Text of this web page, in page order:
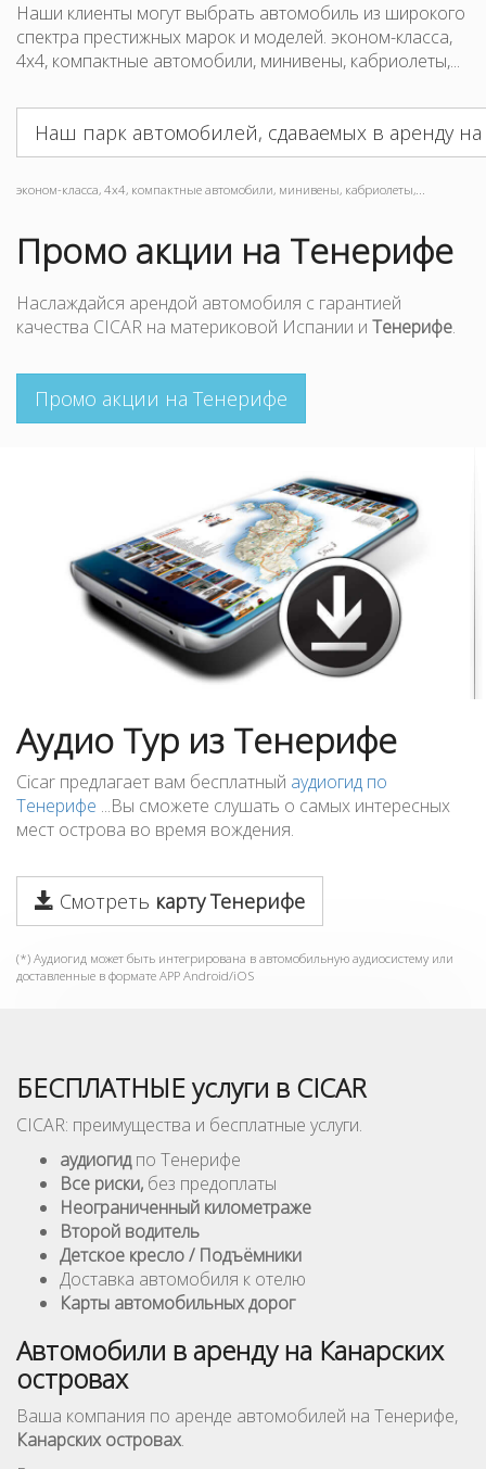
Наши клиенты могут выбрать автомобиль из широкого
спектра престижных марок и моделей. эконом-класса,
4x4, компактные автомобили, минивены, кабриолеты,...
Наш парк автомобилей, сдаваемых в аренду
эконом-класса, 4x4, компактные автомобили, минивены, кабриолеты,...
Промо акции на Тенерифе
Наслаждайся арендой автомобиля с гарантией
качества CICAR на материковой Испании и Тенерифе.
Промо акции на Тенерифе
Аудио Тур из Тенерифе
Cicar предлагает вам бесплатный аудиогид по
Тенерифе ...Вы сможете слушать о самых интересных
мест острова во время вождения.
Смотреть карту Тенерифе
(*) Аудиогид может быть интегрирована в автомобильную аудиосистему или
доставленные в формате APP Android/iOS
БЕСПЛАТНЫЕ услуги в CICAR
CICAR: преимущества и бесплатные услуги.
аудиогидпо Тенерифе
Все риски, без предоплаты
Неограниченный километражe
Второй водитель
Детское кресло / Подъёмники
Доставка автомобиля к отелю
Карты автомобильных дорог
Автомобили в аренду на Канарских
островах
Ваша компания по аренде автомобилей на Тенерифе,
Канарских островах.